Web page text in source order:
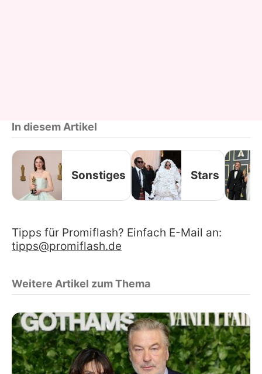
In diesem Artikel
Sonstiges Stars
Tipps für Promiflash? Einfach E-Mail an:
tipps@promiflash.de
Weitere Artikel zum Thema